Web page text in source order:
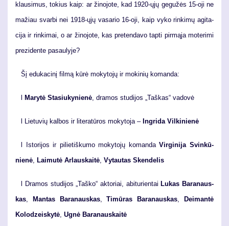
klau­si­mus, to­kius kaip: ar ži­no­jo­te, kad 1920-ųjų ge­gu­žės 15-oji ne
ma­žiau svar­bi nei 1918-ųjų va­sa­rio 16-oji, kaip vy­ko rin­ki­mų agi­ta­
ci­ja ir rin­ki­mai, o ar ži­no­jo­te, kas pre­ten­da­vo tap­ti pir­mą­ja mo­te­ri­mi
pre­zi­den­te pa­sau­ly­je?
Šį edu­ka­ci­nį fil­mą kū­rė mo­ky­to­jų ir mo­ki­nių ko­man­da:
Ma­ry­tė Sta­siu­ky­nie­nė, dra­mos stu­di­jos „Taš­kas“ va­do­vė
l Lie­tu­vių kal­bos ir li­te­ra­tū­ros mo­ky­to­ja –In­gri­da Vil­ki­nie­nė
l Is­to­ri­jos ir pi­lie­tiš­ku­mo mo­ky­to­jų ko­man­daVir­gi­ni­ja Svin­kū­
nie­nė, Lai­mu­tė Ar­laus­kai­tė, Vy­tau­tas Sken­de­lis
l Dra­mos stu­di­jos „Taš­ko“ ak­to­riai, abi­tu­rien­tai Lu­kas Ba­ra­naus­
kas, Man­tas Ba­ra­naus­kas, Ti­mū­ras Ba­ra­naus­kas, Dei­man­tė
Ko­lo­dzeis­ky­tė, Ug­nė Ba­ra­naus­kai­tė